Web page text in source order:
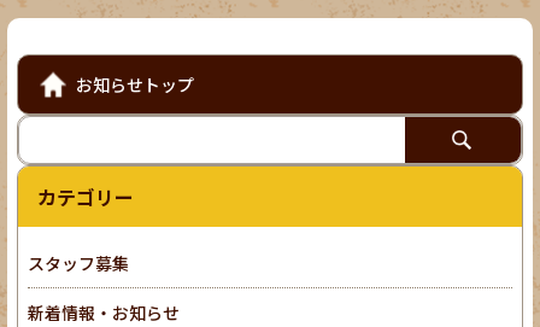
お知らせトップ
カテゴリー
スタッフ募集
新着情報・お知らせ